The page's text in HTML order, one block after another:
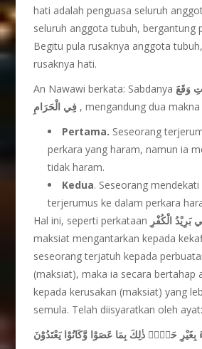
hati adalah penguasa seluruh
seluruh anggota tubuh, bergantung
Begitu pula rusaknya anggota
rusaknya hati.
An Nawawi berkata: Sabdanyaوَقَعَ
فِي الْحَرَامِ , mengandung dua makna
Pertama. Seseorang
perkara yang haram, namun ia
tidak haram.
Kedua. Seseorang
terjerumus ke dalam perkara
Hal ini, seperti perkataan بَرِيْدُ الْكُفْرِ
maksiat mengantarkan kepada
seseorang terjatuh kepada
(maksiat), maka ia secara bertahap
kepada kerusakan (maksiat) yang
semula. Telah diisyaratkan oleh ayat:
بِغَيْرِ حَقٍّۗ ذٰلِكَ بِمَا عَصَوْا وَّكَانُوْا يَعْتَدُوْنَ